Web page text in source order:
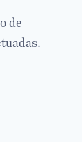
de